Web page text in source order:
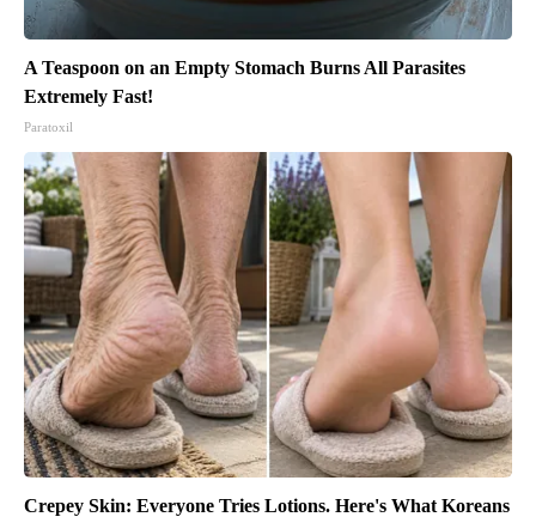
A Teaspoon on an Empty Stomach Burns All Parasites
Extremely Fast!
Paratoxil
Crepey Skin: Everyone Tries Lotions. Here's What Koreans